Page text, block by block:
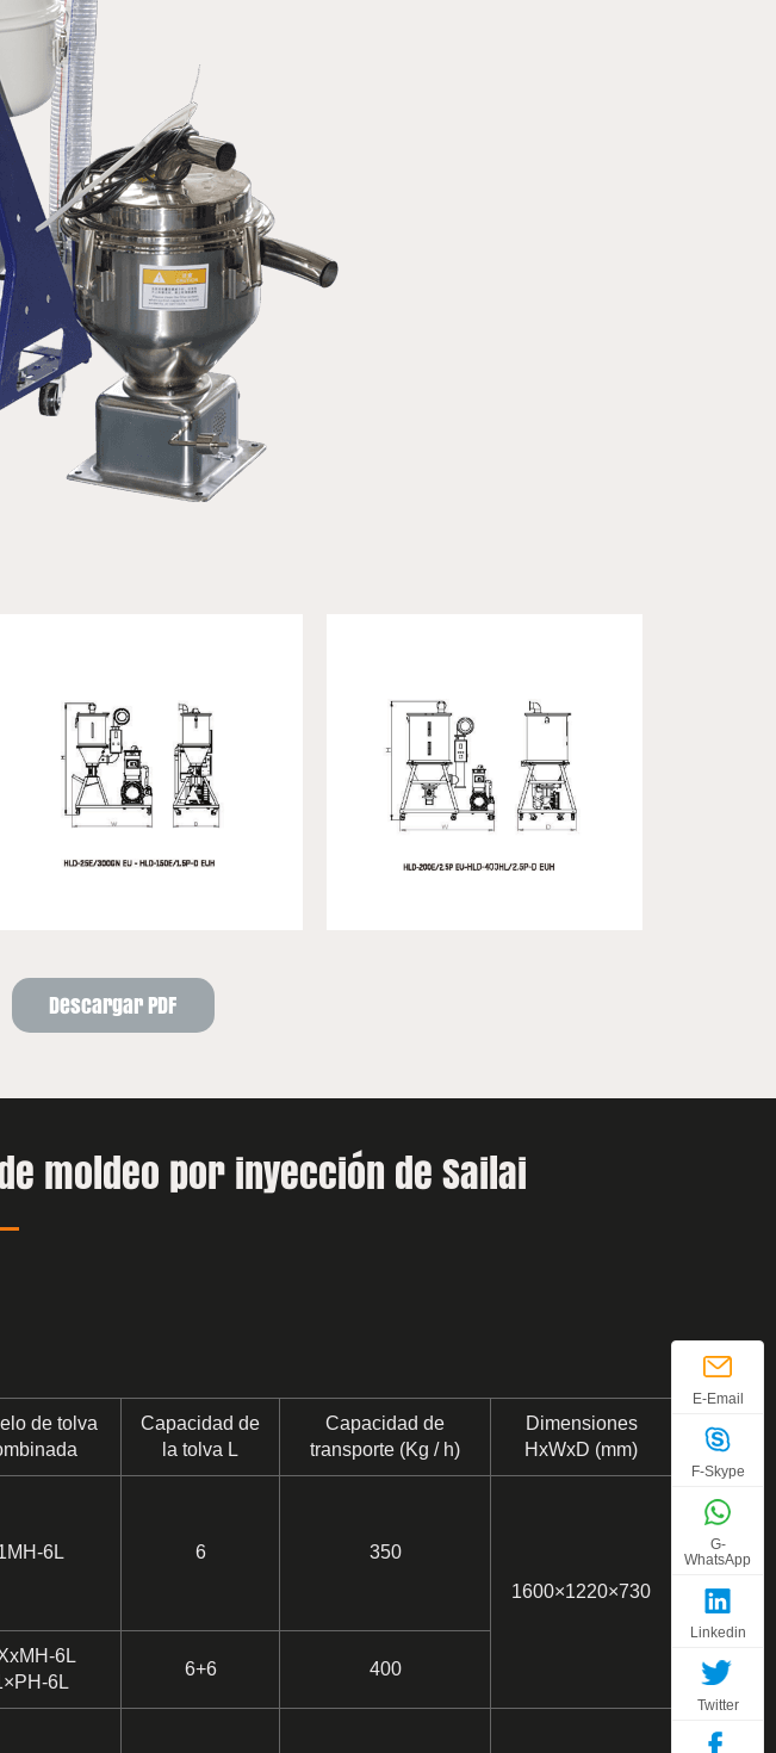
Descargar PDF
moldeo por inyección de Sailai
de tolva
Capacidad de
la tolva L
Capacidad de
transporte (Kg / h)
Dimensiones
HxWxD (mm)
6L
6
350
1600×1220×730
6L
6L
6+6 400
E-Email
F-Skype
G-
WhatsApp
Linkedin
Twitter